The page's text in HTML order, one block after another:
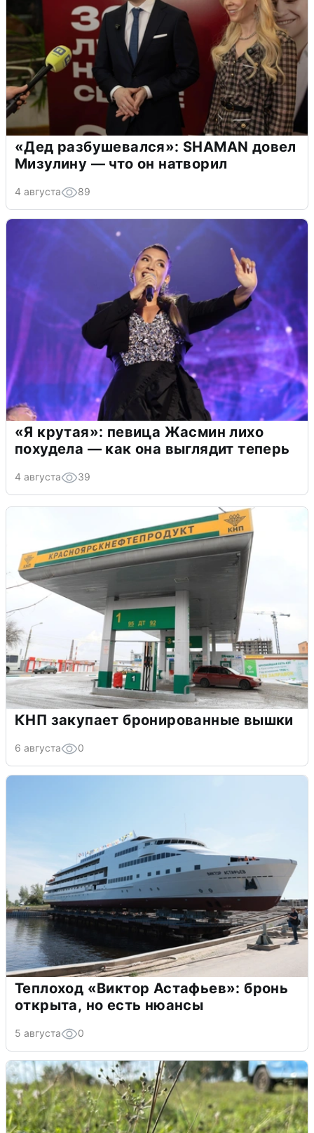
«Дед разбушевался»: SHAMAN довел
Мизулину — что он натворил
4 августа 89
«Я крутая»: певица Жасмин лихо
похудела — как она выглядит теперь
4 августа 39
КНП закупает бронированные вышки
6 августа 0
Теплоход «Виктор Астафьев»: бронь
открыта, но есть нюансы
5 августа 0